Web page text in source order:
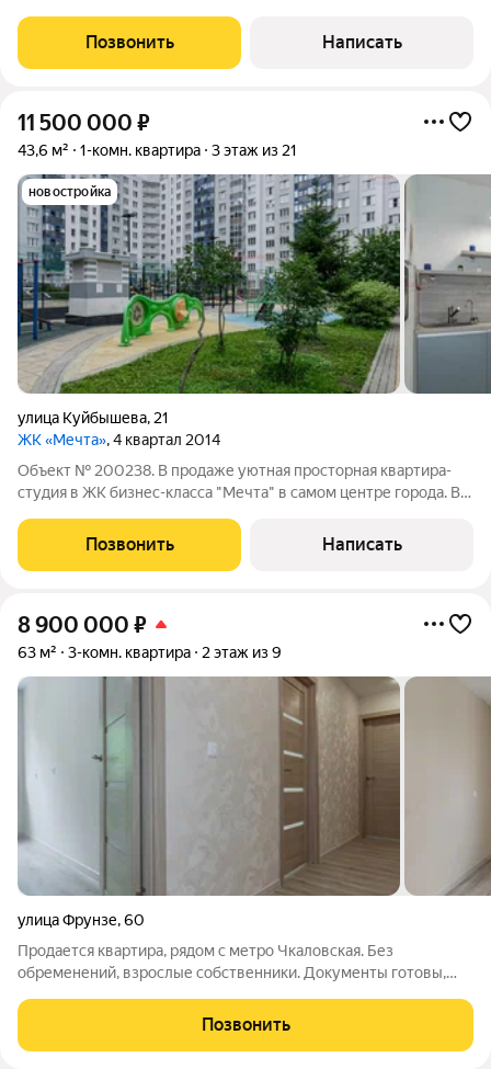
изолированные комнаты - идеальны для семьи или
комфортного рабочего пространства. Сталинский
Позвонить Написать
11 500 000 ₽
43,6 м² 1-комн. квартира 3 этаж из 21
новостройка
улица Куйбышева, 21
ЖК «Мечта», 4 квартал 2014
Объект № 200238. В продаже уютная просторная квартира-
студия в ЖК бизнес-класса "Мечта" в самом центре города. В
вариант "заезжай и живи". Установлен кондиционер, во всей
квартире тёплые полы,
Позвонить Написать
8 900 000 ₽
63 м² 3-комн. квартира 2 этаж из 9
улица Фрунзе,60
Продается квартира, рядом с метро Чкаловская. Без
обременений, взрослые собственники. Документы готовы,
Позвонить